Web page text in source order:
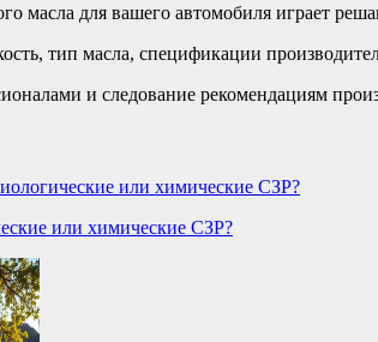
масла для вашего автомобиля играет
тип масла, спецификации
и следование рекомендациям
или химические СЗР?